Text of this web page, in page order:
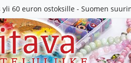
60 euron ostoksille - Suomen